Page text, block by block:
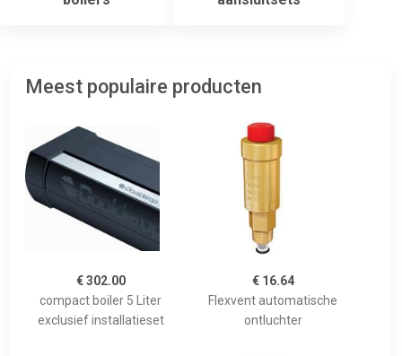
Meest populaire producten
€ 302.00
compact boiler 5 Liter
exclusief installatieset
€ 16.64
Flexvent automatische
ontluchter